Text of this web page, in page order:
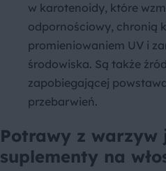
w karotenoidy, które
odpornościowy, chronią
promieniowaniem UV i
środowiska. Są także
zapobiegającej
przebarwień.
Potrawy z warzyw
suplementy na